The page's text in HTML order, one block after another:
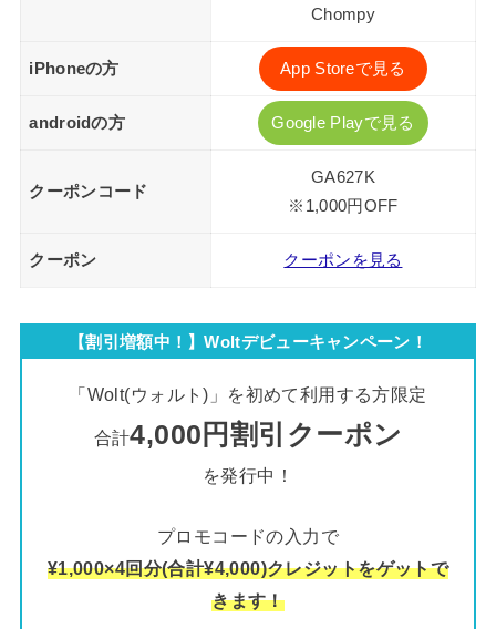
Chompy
iPhoneの方 App Storeで見る
androidの方 Google Playで見る
クーポンコード
GA627K
※1,000円OFF
クーポン クーポンを見る
【割引増額中！】Woltデビューキャンペーン！
「Wolt(ウォルト)」を初めて利用する方限定
合計4,000円割引クーポン
を発行中！
プロモコードの入力で
¥1,000×4回分(合計¥4,000)クレジットをゲットで
きます！